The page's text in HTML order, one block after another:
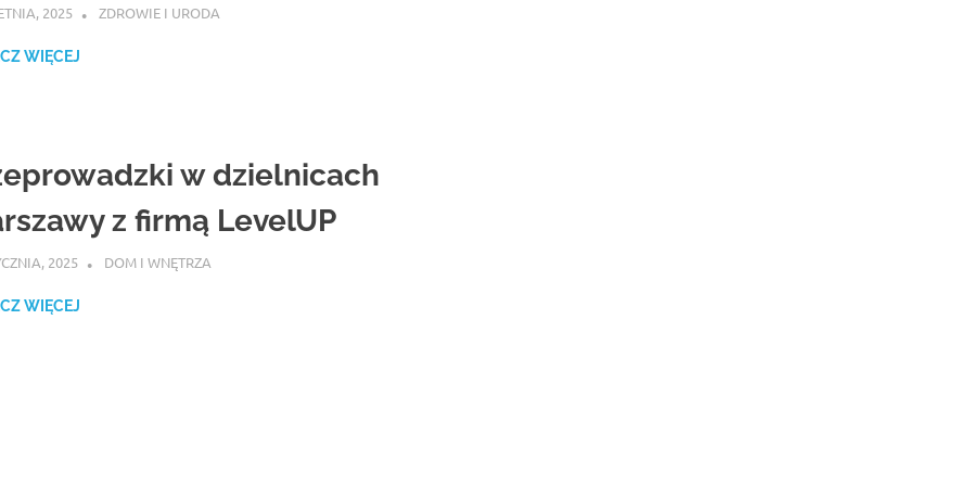
2025 ATROX
ZDROWIE I URODA
WIĘCEJ
w dzielnicach
z firmą LevelUP
2025 ATROX
DOM I WNĘTRZA
WIĘCEJ